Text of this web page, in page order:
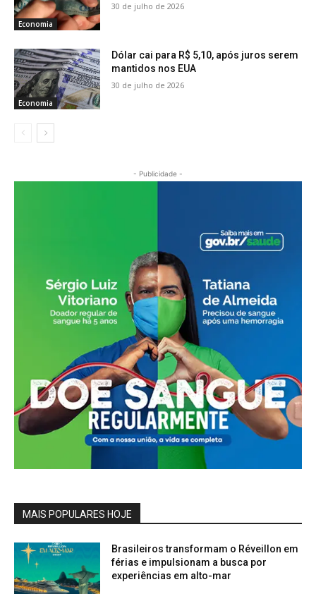
Economia
30 de julho de 2026
Economia
Dólar cai para R$ 5,10, após juros serem
mantidos nos EUA
30 de julho de 2026
- Publicidade -
MAIS POPULARES HOJE
Brasileiros transformam o Réveillon em
férias e impulsionam a busca por
experiências em alto-mar